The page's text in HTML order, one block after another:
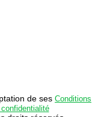
de ses Conditions